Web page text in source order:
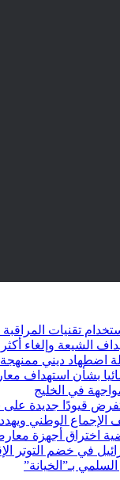
تقنيات
وإلغاء أكثر من 50 موكبا
اضطهاد ديني
بشأن استهداف
في الخليج
قيودًا جديدة على
الوطني ويهدد
اختراق أجهزة
في خضم التوتر
بـ”الخيانة”